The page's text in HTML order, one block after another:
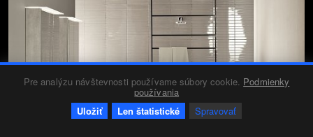
Pre analýzu návštevnosti používame súbory cookie. Podmienky
používania
Uložiť
Len štatistické Spravovať